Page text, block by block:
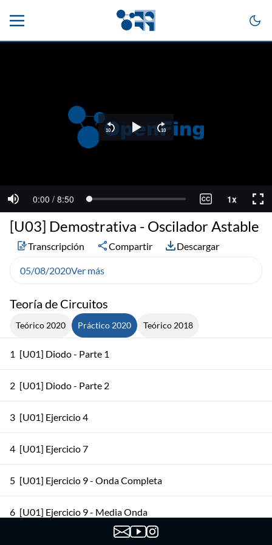
Teoría de Circuitos
Teórico 2020 Práctico 2020 Teórico 2018
1 [U01] Diodo - Parte 1
2 [U01] Diodo - Parte 2
3 [U01] Ejercicio 4
4 [U01] Ejercicio 7
5 [U01] Ejercicio 9 - Onda Completa
6 [U01] Ejercicio 9 - Media Onda
[U03] Demostrativa - Oscilador Astable
Transcripción Compartir Descargar
05/08/2020Ver más